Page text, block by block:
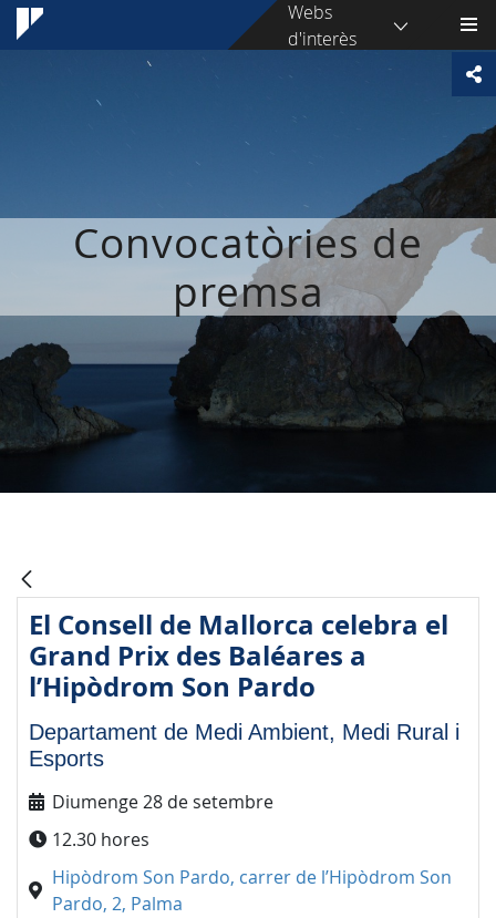
Webs
d'interès
Convocatòries de
premsa
El Consell de Mallorca celebra el
Grand Prix des Baléares a
l’Hipòdrom Son Pardo
Departament de Medi Ambient, Medi Rural i
Esports
Diumenge 28 de setembre
12.30 hores
Hipòdrom Son Pardo, carrer de l’Hipòdrom Son
Pardo, 2, Palma